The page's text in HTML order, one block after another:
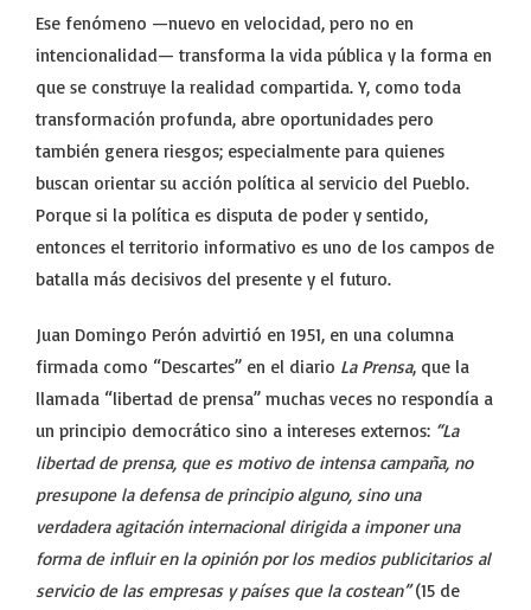
Ese fenómeno —nuevo en velocidad, pero no en
intencionalidad— transforma la vida pública y la forma en
que se construye la realidad compartida. Y, como toda
transformación profunda, abre oportunidades pero
también genera riesgos; especialmente para quienes
buscan orientar su acción política al servicio del Pueblo.
Porque si la política es disputa de poder y sentido,
entonces el territorio informativo es uno de los campos de
batalla más decisivos del presente y el futuro.
Juan Domingo Perón advirtió en 1951, en una columna
firmada como “Descartes” en el diario La Prensa, que la
llamada “libertad de prensa” muchas veces no respondía a
un principio democrático sino a intereses externos: “La
libertad de prensa, que es motivo de intensa campaña, no
presupone la defensa de principio alguno, sino una
verdadera agitación internacional dirigida a imponer una
forma de influir en la opinión por los medios publicitarios al
servicio de las empresas y países que la costean”(15 de